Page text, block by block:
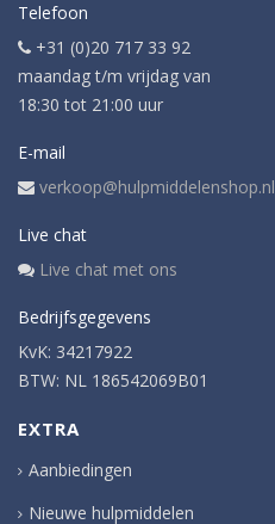
Telefoon
+31 (0)20 717 33 92
maandag t/m vrijdag van
18:30 tot 21:00 uur
E-mail
verkoop@hulpmiddelenshop.nl
Live chat
Live chat met ons
Bedrijfsgegevens
KvK: 34217922
BTW: NL 186542069B01
EXTRA
Aanbiedingen
Nieuwe hulpmiddelen